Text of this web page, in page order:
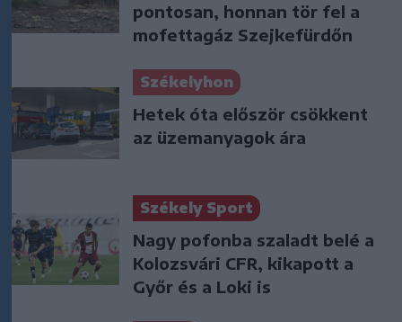
pontosan, honnan tör fel a
mofettagáz Szejkefürdőn
Székelyhon
Hetek óta először csökkent
az üzemanyagok ára
Székely Sport
Nagy pofonba szaladt belé a
Kolozsvári CFR, kikapott a
Győr és a Loki is